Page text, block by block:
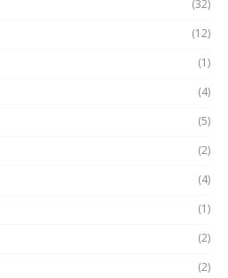
(32)
(12)
(1)
(4)
(5)
(2)
(4)
(1)
(2)
(2)